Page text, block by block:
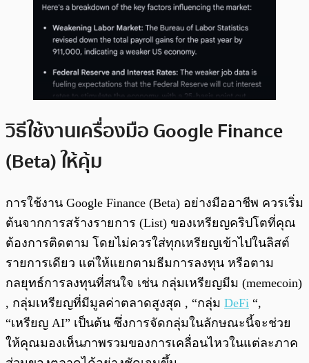
วิธีใช้งานเครื่องมือ Google Finance
(Beta) ให้คุ้ม
การใช้งาน Google Finance (Beta) อย่างมืออาชีพ ควรเริ่ม
ต้นจากการสร้างรายการ (List) ของเหรียญคริปโตที่คุณ
ต้องการติดตาม โดยไม่ควรใส่ทุกเหรียญเข้าไปในลิสต์
รายการเดียว แต่ให้แยกตามธีมการลงทุน หรือตาม
กลยุทธ์การลงทุนที่สนใจ เช่น กลุ่มเหรียญมีม (memecoin)
, กลุ่มเหรียญที่มีมูลค่าตลาดสูงสุด , “กลุ่ม DeFi “,
“เหรียญ AI” เป็นต้น ซึ่งการจัดกลุ่มในลักษณะนี้จะช่วย
ให้คุณมองเห็นภาพรวมของการเคลื่อนไหวในแต่ละภาค